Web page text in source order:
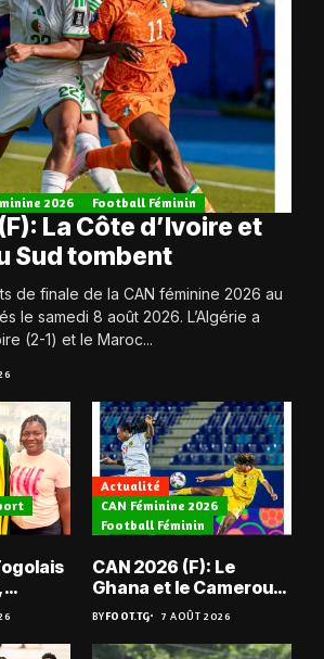
2026 Football Féminin
La Côte d’Ivoire et
Sud tombent
de finale de la CAN féminine 2026 au
le samedi 8 août 2026. L’Algérie a
(2-1) et le Maroc...
!
Actualité
CAN Féminine 2026
Football Féminin
CAN 2026 (F): Le
Ghana et le Cameroun
en quarts
BYFOOT.TG 7 AOÛT 2026